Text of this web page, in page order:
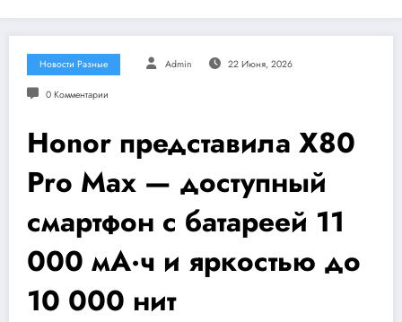
Новости Разные Admin 22 Июня, 2026
0 Комментарии
Honor представила X80
Pro Max — доступный
смартфон с батареей 11
000 мА·ч и яркостью до
10 000 нит